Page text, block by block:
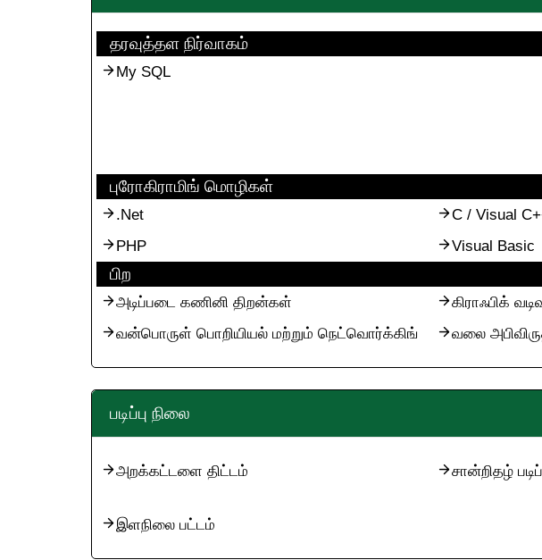
தரவுத்தள நிர்வாகம்
My SQL
புரோகிராமிங் மொழிகள்
.Net C / Visual
PHP
Visual Basic
பிற
அடிப்படை கணினி திறன்கள் கிராஃபிக்
வன்பொருள் பொறியியல் மற்றும் நெட்வொர்க்கிங்
வலை
படிப்பு நிலை
அறக்கட்டளை திட்டம் சான்றிதழ்
இளநிலை பட்டம்